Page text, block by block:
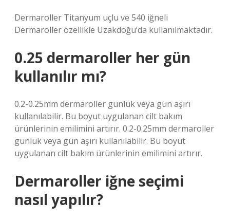
Dermaroller Titanyum uçlu ve 540 iğneli
Dermaroller özellikle Uzakdoğu’da kullanılmaktadır.
0.25 dermaroller her gün
kullanılır mı?
0.2-0.25mm dermaroller günlük veya gün aşırı
kullanılabilir. Bu boyut uygulanan cilt bakım
ürünlerinin emilimini artırır. 0.2-0.25mm dermaroller
günlük veya gün aşırı kullanılabilir. Bu boyut
uygulanan cilt bakım ürünlerinin emilimini artırır.
Dermaroller iğne seçimi
nasıl yapılır?